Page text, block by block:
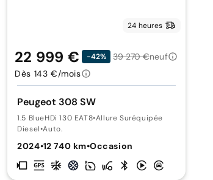
24 heures
Peugeot 308 SW
1.5 BlueHDi 130 EAT8•Allure Suréquipée
Diesel•Auto.
2024•12 740 km•Occasion
22 999 € -42% 39 270 €neuf
Dès 143 €/mois